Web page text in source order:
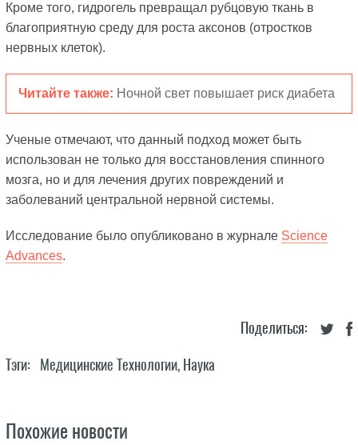
Кроме того, гидрогель превращал рубцовую ткань в
благоприятную среду для роста аксонов (отростков
нервных клеток).
Читайте также: Ночной свет повышает риск диабета
Ученые отмечают, что данный подход может быть
использован не только для восстановления спинного
мозга, но и для лечения других повреждений и
заболеваний центральной нервной системы.
Исследование было опубликовано в журнале Science
Advances.
Поделиться:
Тэги: Медицинские Технологии, Наука
Похожие новости